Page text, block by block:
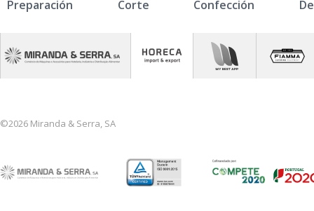
Preparación Corte Confección
©2026 Miranda & Serra, SA